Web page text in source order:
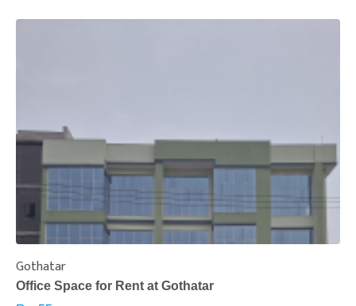
Gothatar
Office Space for Rent at Gothatar